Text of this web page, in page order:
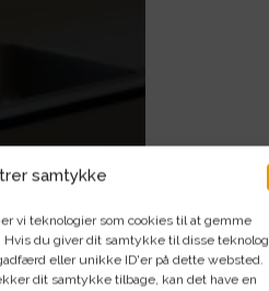
samtykke
vi teknologier som cookies til at gemme
du giver dit samtykke til disse
eller unikke ID'er på dette websted.
dit samtykke tilbage, kan det have en